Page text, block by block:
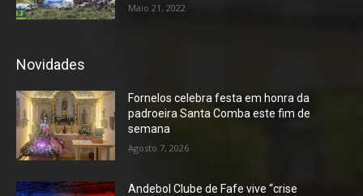
Maio 21, 2022
Novidades
Fornelos celebra festa em honra da
padroeira Santa Comba este fim de
semana
Agosto 7, 2026
Andebol Clube de Fafe vive “crise